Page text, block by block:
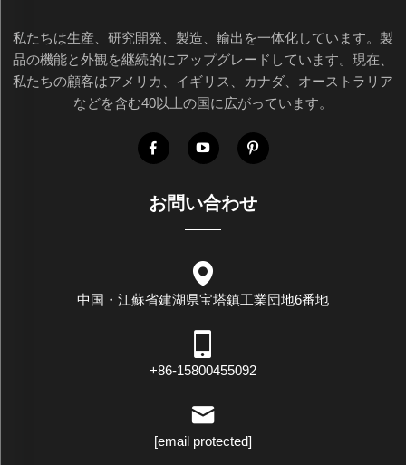
私たちは生産、研究開発、製造、輸出を一体化しています。製
品の機能と外観を継続的にアップグレードしています。現在、
私たちの顧客はアメリカ、イギリス、カナダ、オーストラリア
などを含む40以上の国に広がっています。
お問い合わせ
中国・江蘇省建湖県宝塔鎮工業団地6番地
+86-15800455092
[email protected]